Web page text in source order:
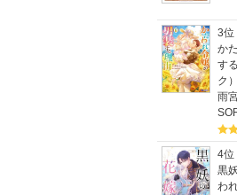
3位
か
す
ク）
雨
4位
黒
わ